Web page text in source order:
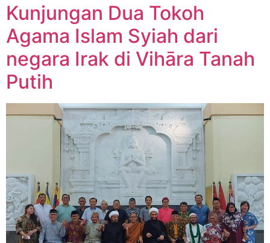
Kunjungan Dua Tokoh
Agama Islam Syiah dari
negara Irak di Vihāra Tanah
Putih